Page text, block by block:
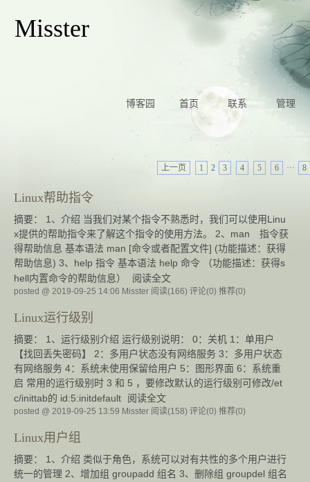
Misster
博客园 首页 联系 管理
上一页 1 2 3 4 5 6 ··· 8
Linux帮助指令
摘要： 1、介绍 当我们对某个指令不熟悉时，我们可以使用Linu
x提供的帮助指令来了解这个指令的使用方法。 2、man 指令获
得帮助信息 基本语法 man [命令或者配置文件] (功能描述：获得
帮助信息) 3、help 指令 基本语法 help 命令 （功能描述：获得s
hell内置命令的帮助信息）
阅读全文
posted @ 2019-09-25 14:06 Misster 阅读(166) 评论(0) 推荐(0)
Linux运行级别
摘要： 1、运行级别介绍 运行级别说明： 0：关机 1：单用户
【找回丢失密码】 2：多用户状态没有网络服务 3：多用户状态
有网络服务 4：系统未使用保留给用户 5：图形界面 6：系统重
启 常用的运行级别时 3 和 5 ，要修改默认的运行级别可修改/et
c/inittab的 id:5:initdefault
阅读全文
posted @ 2019-09-25 13:59 Misster 阅读(158) 评论(0) 推荐(0)
Linux用户组
摘要： 1、介绍 类似于角色，系统可以对有共性的多个用户进行
统一的管理 2、增加组 groupadd 组名 3、删除组 groupdel 组名